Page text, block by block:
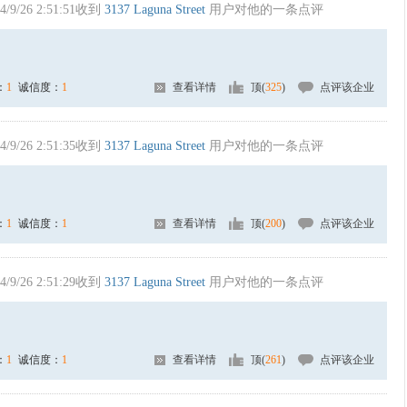
9/26 2:51:51收到 3137 Laguna Street 用户对他的一条点评
1 诚信度： 1 查看详情 顶(325) 点评该企业
9/26 2:51:35收到 3137 Laguna Street 用户对他的一条点评
1 诚信度： 1 查看详情 顶(200) 点评该企业
9/26 2:51:29收到 3137 Laguna Street 用户对他的一条点评
1 诚信度： 1 查看详情 顶(261) 点评该企业